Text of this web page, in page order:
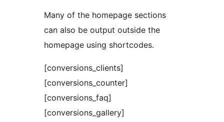
Many of the homepage sections
can also be output outside the
homepage using shortcodes.
[conversions_clients]
[conversions_counter]
[conversions_faq]
[conversions_gallery]